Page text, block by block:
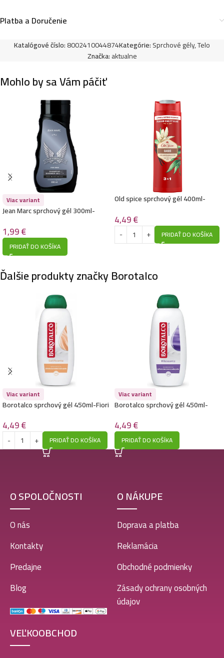
Borotalco sprchový gél 450ml-Rivitalizzante
Platba a Doručenie
Katalógové číslo:8002410044874Kategórie:Sprchové gély,Telo
Značka:aktualne
Mohlo by sa Vám páčiť
Viac variant
Jean Marc sprchový gél 300ml-
1,99€
PRIDAŤ DO KOŠÍKA
Old spice sprchový gél 400ml-
4,49€
PRIDAŤ DO KOŠÍKA
Ďalšie produkty značky Borotalco
Viac variant
Borotalco sprchový gél 450ml-Fiori
4,49€
PRIDAŤ DO KOŠÍKA
Viac variant
Borotalco sprchový gél 450ml-
4,49€
PRIDAŤ DO KOŠÍKA
O SPOLOČNOSTI
O nás
Kontakty
Predajne
Blog
O NÁKUPE
Doprava a platba
Reklamácia
Obchodné podmienky
Zásady ochrany osobných
údajov
VEĽKOOBCHOD